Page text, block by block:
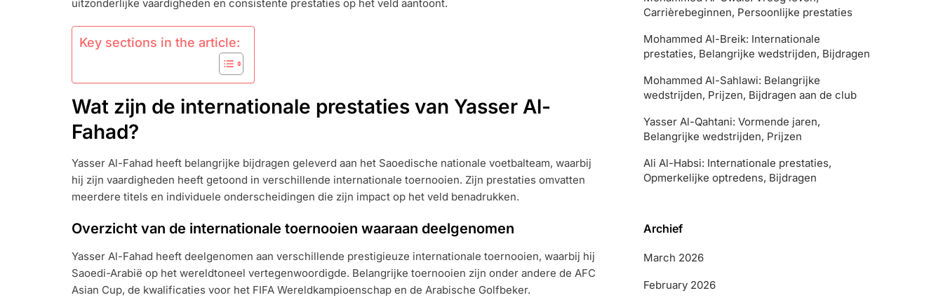
INTERNATIONALE
uitzonderlijke vaardigheden en consistente prestaties op het veld aantoont.
Key sections in the article:
Wat zijn de internationale prestaties van Yasser Al-
Fahad?
Yasser Al-Fahad heeft belangrijke bijdragen geleverd aan het Saoedische nationale voetbalteam, waarbij
hij zijn vaardigheden heeft getoond in verschillende internationale toernooien. Zijn prestaties omvatten
meerdere titels en individuele onderscheidingen die zijn impact op het veld benadrukken.
Overzicht van de internationale toernooien waaraan deelgenomen
Yasser Al-Fahad heeft deelgenomen aan verschillende prestigieuze internationale toernooien, waarbij hij
Saoedi-Arabië op het wereldtoneel vertegenwoordigde. Belangrijke toernooien zijn onder andere de AFC
Asian Cup, de kwalificaties voor het FIFA Wereldkampioenschap en de Arabische Golfbeker.
Carrièrebeginnen, Persoonlijke prestaties
Mohammed Al-Breik: Internationale
prestaties, Belangrijke wedstrijden, Bijdragen
Mohammed Al-Sahlawi: Belangrijke
wedstrijden, Prijzen, Bijdragen aan de club
Yasser Al-Qahtani: Vormende jaren,
Belangrijke wedstrijden, Prijzen
Ali Al-Habsi: Internationale prestaties,
Opmerkelijke optredens, Bijdragen
Archief
March 2026
February 2026